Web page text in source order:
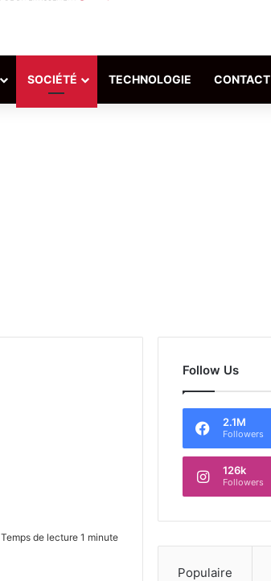
SOCIÉTÉ TECHNOLOGIE CONTACT
Temps de lecture 1 minute
Follow Us
2.1M
Followers
126k
Followers
Populaire